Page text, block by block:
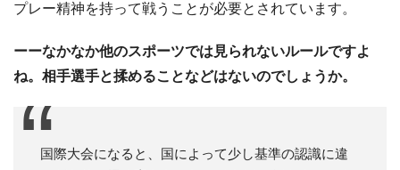
プレー精神を持って戦うことが必要とされています。
ーーなかなか他のスポーツでは見られないルールですよ
ね。相手選手と揉めることなどはないのでしょうか。
国際大会になると、国によって少し基準の認識に違